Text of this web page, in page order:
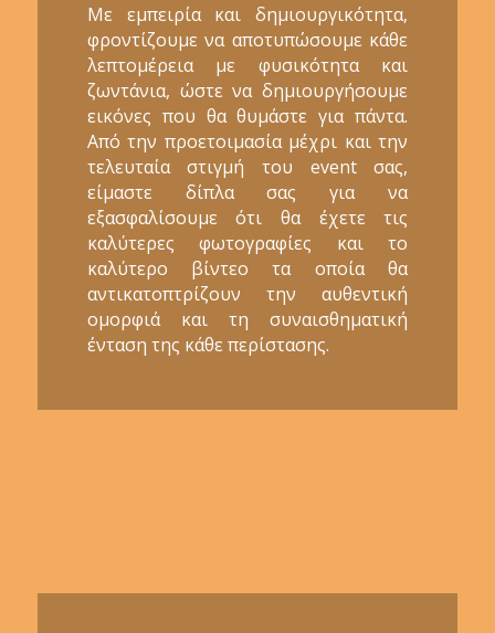
Με εμπειρία και δημιουργικότητα,
φροντίζουμε να αποτυπώσουμε κάθε
λεπτομέρεια με φυσικότητα και
ζωντάνια, ώστε να δημιουργήσουμε
εικόνες που θα θυμάστε για πάντα.
Από την προετοιμασία μέχρι και την
τελευταία στιγμή του event σας,
είμαστε δίπλα σας για να
εξασφαλίσουμε ότι θα έχετε τις
καλύτερες φωτογραφίες και το
καλύτερο βίντεο τα οποία θα
αντικατοπτρίζουν την αυθεντική
ομορφιά και τη συναισθηματική
ένταση της κάθε περίστασης.